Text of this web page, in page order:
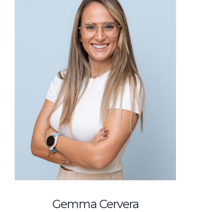
Gemma Cervera